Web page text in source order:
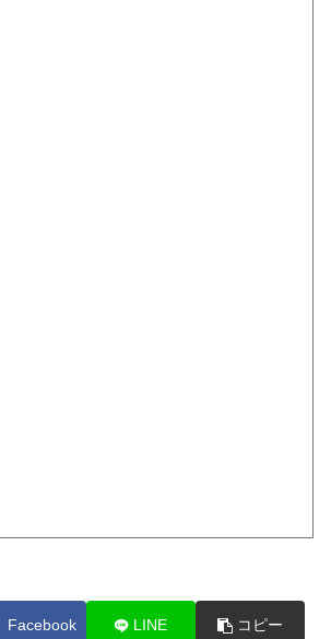
Facebook LINE コピー